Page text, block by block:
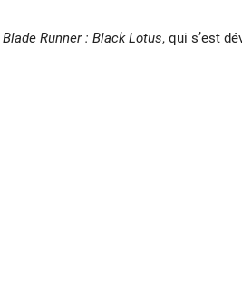
Blade Runner : Black Lotus, qui s’est